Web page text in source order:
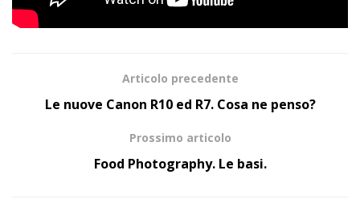
Articolo precedente
Le nuove Canon R10 ed R7. Cosa ne penso?
Prossimo articolo
Food Photography. Le basi.